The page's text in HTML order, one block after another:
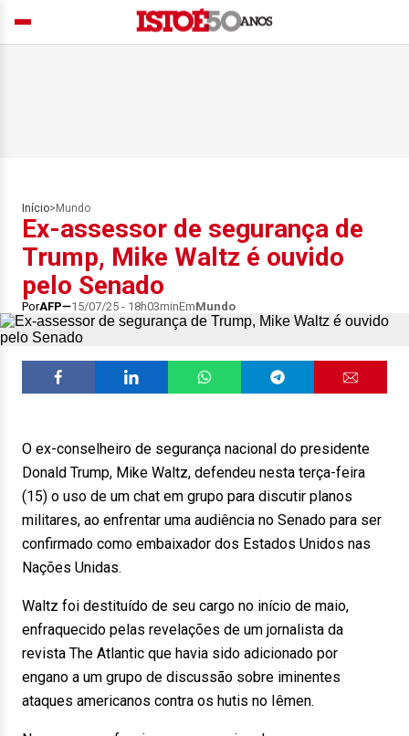
Início> Mundo
Ex-assessor de segurança de
Trump, Mike Waltz é ouvido
pelo Senado
PorAFP 15/07/25 - 18h03minEmMundo
O ex-conselheiro de segurança nacional do presidente
Donald Trump, Mike Waltz, defendeu nesta terça-feira
(15) o uso de um chat em grupo para discutir planos
militares, ao enfrentar uma audiência no Senado para ser
confirmado como embaixador dos Estados Unidos nas
Nações Unidas.
Waltz foi destituído de seu cargo no início de maio,
enfraquecido pelas revelações de um jornalista da
revista The Atlantic que havia sido adicionado por
engano a um grupo de discussão sobre iminentes
ataques americanos contra os hutis no Iêmen.